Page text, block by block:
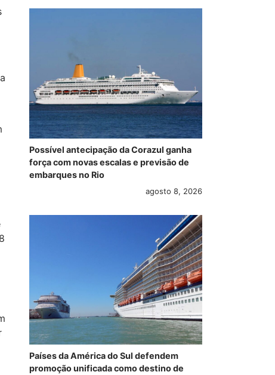
Possível antecipação da Corazul ganha
força com novas escalas e previsão de
embarques no Rio
agosto 8, 2026
Países da América do Sul defendem
promoção unificada como destino de